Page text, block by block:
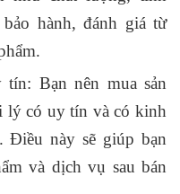
hành, đánh giá từ
Bạn nên mua sản
lý có uy tín và có kinh
Điều này sẽ giúp bạn
và dịch vụ sau bán